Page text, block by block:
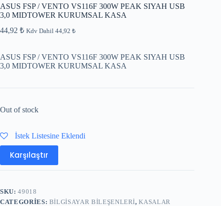
ASUS FSP / VENTO VS116F 300W PEAK SIYAH USB
3,0 MIDTOWER KURUMSAL KASA
44,92 ₺ Kdv Dahil 44,92 ₺
ASUS FSP / VENTO VS116F 300W PEAK SIYAH USB
3,0 MIDTOWER KURUMSAL KASA
Out of stock
İstek Listesine Eklendi
Karşılaştır
SKU:49018
CATEGORIES: BILGISAYAR BILEŞENLERI,KASALAR